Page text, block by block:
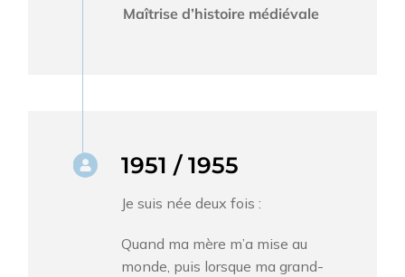
Maîtrise d’histoire médiévale
1951 / 1955
Je suis née deux fois :
Quand ma mère m’a mise au
monde, puis lorsque ma grand-